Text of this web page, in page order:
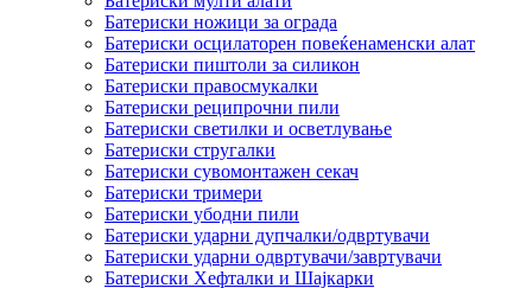
Батериски ножици за ограда
Батериски осцилаторен повеќенаменски алат
Батериски пиштоли за силикон
Батериски правосмукалки
Батериски реципрочни пили
Батериски светилки и осветлување
Батериски стругалки
Батериски сувомонтажен секач
Батериски тримери
Батериски убодни пили
Батериски ударни дупчалки/одвртувачи
Батериски ударни одвртувачи/завртувачи
Батериски Хефталки и Шајкарки